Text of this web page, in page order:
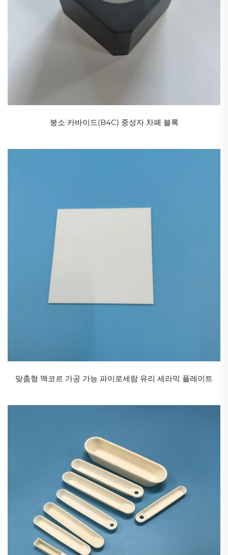
삼아 산업·대학·연구기관 간 협력적 혁신을 강화하고 핵
심 핵심 기술을 돌파해야 합니다. 또한 녹색 전환을 지
속 가능한 발전의 배경으로 삼아 자원을 효율적으로 활
용하는 산업 생태계를 구축해야 하며, 시장 확장을 성장
세라믹스 산업은 반드시 추종에서 선도로의 도약을 이
새길 것입니다. 이 과정은 산업 경쟁력 제고와 관련될
믹은 현대 산업에서 대체할 수 없는 핵심 소재로 자리
잡고 있습니다.
산업용 세라믹은 주로 금속 산화물(예: Al₂O₃, ZrO₂), 질
화물(예: Si₃N₄), 탄화물(예: SiC) 등 비금속 화합물로 구
성되며, 그 특성은 다음과 같습니다:
높은 경도와 내마모성: 산업용 세라믹은 일반적으로 금
내열성: 1000°C 이상의 고온을 견딜 수 있으며, 예를 들
어 탄화규소 세라믹은 1600°C에서도 안정성을 유지하
세라믹은 강산 환경에서도 장기간 사용할 수 있습니다.
절연 및 유전체: 알루미나, 알루미늄 나이트라이드 등은
전자 서브스트레이트 및 패키징에서 널리 사용되는 고
품질 절연 재료입니다.
경량성: 금속의 밀도의 1/3~1/2에 불과하여 장비의 무게
를 줄이고 에너지 효율을 향상시킵니다.
성분과 용도에 따라 산업용 세라믹은 다음과 같은 범주
붕소 카바이드(B4C) 중성자 차폐 블록
맞춤형 맥코르 가공 가능 파이로세람 유리 세라믹 플레이트